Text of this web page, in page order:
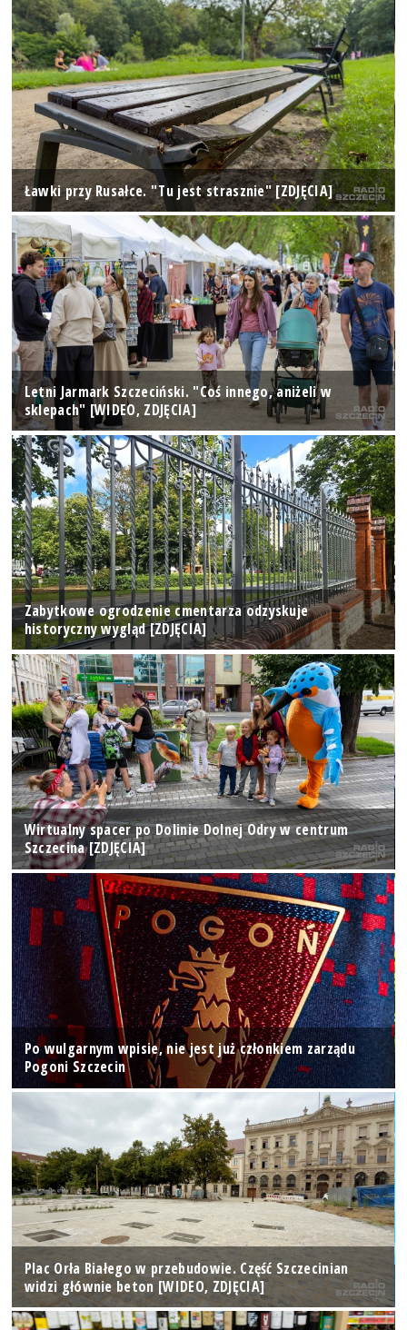
Ławki przy Rusałce. "Tu jest strasznie" [ZDJĘCIA]
Letni Jarmark Szczeciński. "Coś innego, aniżeli w
sklepach" [WIDEO, ZDJĘCIA]
Zabytkowe ogrodzenie cmentarza odzyskuje
historyczny wygląd [ZDJĘCIA]
Wirtualny spacer po Dolinie Dolnej Odry w centrum
Szczecina [ZDJĘCIA]
Po wulgarnym wpisie, nie jest już członkiem zarządu
Pogoni Szczecin
Plac Orła Białego w przebudowie. Część Szczecinian
widzi głównie beton [WIDEO, ZDJĘCIA]